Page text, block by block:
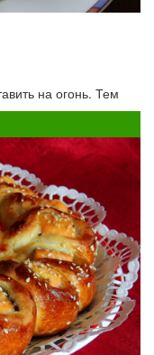
на огонь. Тем